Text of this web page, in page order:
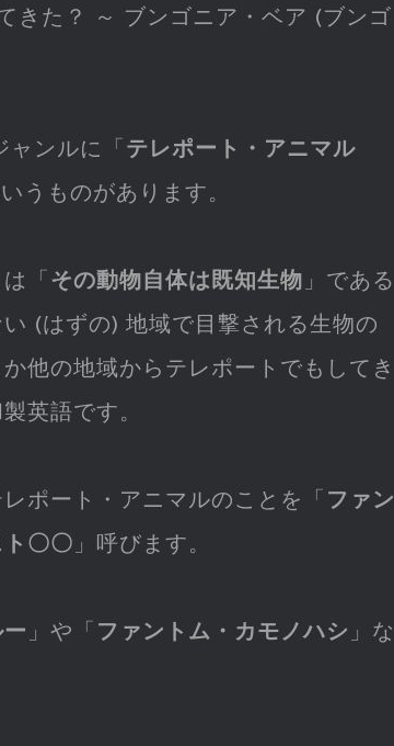
きた？ ～ ブンゴニア・ベア (ブンゴ
ャンルに「テレポート・アニマル
うものがあります。
「その動物自体は既知生物 」である
(はずの) 地域で目撃される生物の
他の地域からテレポートでもしてき
英語です。
ポート・アニマルのことを「 ファン
〇〇 」呼びます。
」や「 ファントム・カモノハシ 」な